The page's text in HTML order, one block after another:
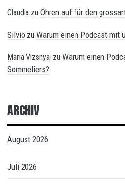
Claudia zu Ohren auf für den
Silvio zu Warum einen Podcast mit
Maria Vizsnyai zu Warum einen
Sommeliers?
ARCHIV
August 2026
Juli 2026